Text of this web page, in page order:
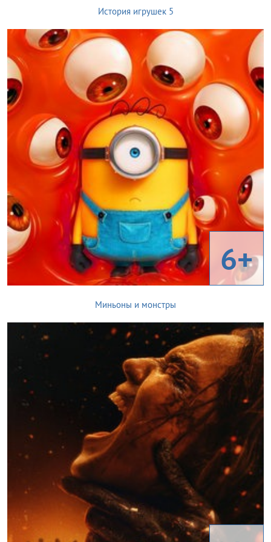
История игрушек 5
6+
Миньоны и монстры